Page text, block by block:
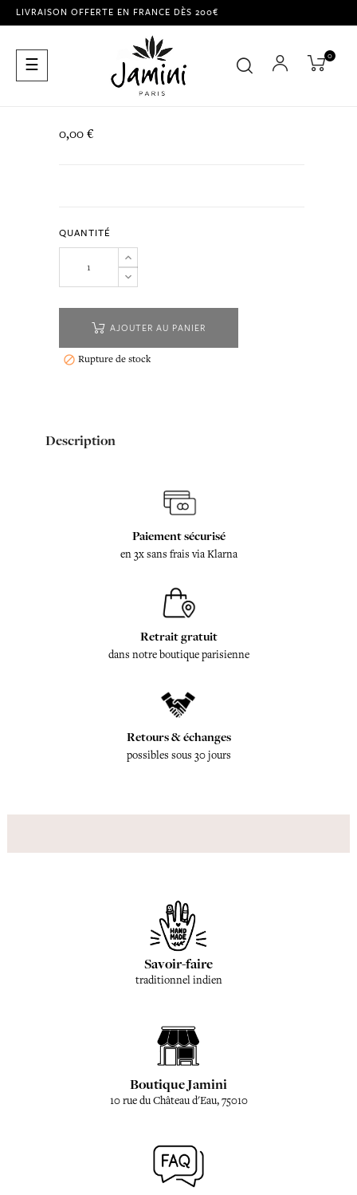
LIVRAISON OFFERTE EN FRANCE DÈS 200€
Basculer
la
☰ 0
0,00 €
QUANTITÉ
AJOUTER AU PANIER
 Rupture de stock
Description
Paiement sécurisé
en 3x sans frais via Klarna
Retrait gratuit
dans notre boutique parisienne
Retours & échanges
possibles sous 30 jours
Savoir-faire
traditionnel indien
Boutique Jamini
10 rue du Château d'Eau, 75010